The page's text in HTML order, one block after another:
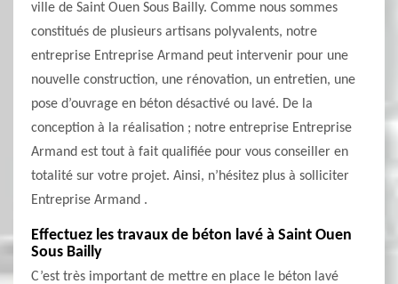
ville de Saint Ouen Sous Bailly. Comme nous sommes
constitués de plusieurs artisans polyvalents, notre
entreprise Entreprise Armand peut intervenir pour une
nouvelle construction, une rénovation, un entretien, une
pose d’ouvrage en béton désactivé ou lavé. De la
conception à la réalisation ; notre entreprise Entreprise
Armand est tout à fait qualifiée pour vous conseiller en
totalité sur votre projet. Ainsi, n’hésitez plus à solliciter
Entreprise Armand .
Effectuez les travaux de béton lavé à Saint Ouen
Sous Bailly
C’est très important de mettre en place le béton lavé